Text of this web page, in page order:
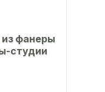
из фанеры
студии